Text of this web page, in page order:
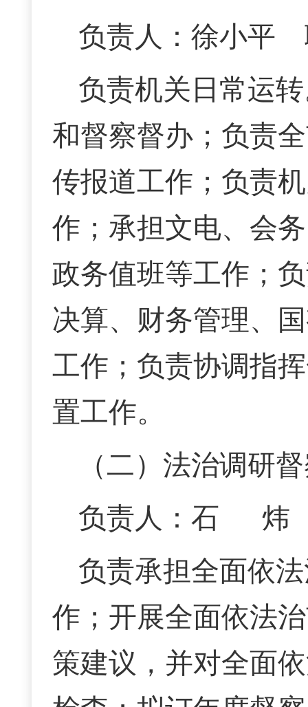
负责人：徐小平
负责机关日常运
和督察督办；负责
传报道工作；负责
作；承担文电、会
政务值班等工作；
决算、财务管理、
工作；负责协调指
置工作。
（二）法治调研
负责人：石 炜
负责承担全面依
作；开展全面依法
策建议，并对全面